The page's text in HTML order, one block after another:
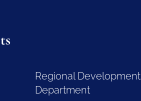
Regional Development
Department